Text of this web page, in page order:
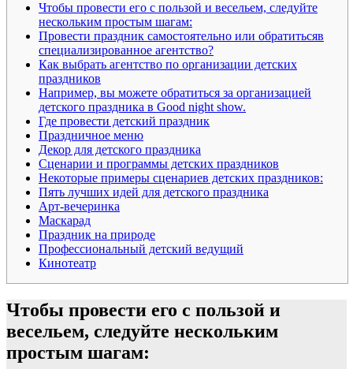
Чтобы провести его с пользой и весельем, следуйте
нескольким простым шагам:
Провести праздник самостоятельно или обратитьсяв
специализированное агентство?
Как выбрать агентство по организации детских
праздников
Например, вы можете обратиться за организацией
детского праздника в Good night show.
Где провести детский праздник
Праздничное меню
Декор для детского праздника
Сценарии и программы детских праздников
Некоторые примеры сценариев детских праздников:
Пять лучших идей для детского праздника
Арт-вечеринка
Маскарад
Праздник на природе
Профессиональный детский ведущий
Кинотеатр
Чтобы провести его с пользой и
весельем, следуйте нескольким
простым шагам: